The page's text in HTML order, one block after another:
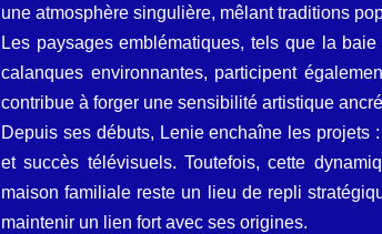
une atmosphère singulière, mêlant traditions
Les paysages emblématiques, tels que la
calanques environnantes, participent
contribue à forger une sensibilité artistique
Depuis ses débuts, Lenie enchaîne les projets
et succès télévisuels. Toutefois, cette
maison familiale reste un lieu de repli
maintenir un lien fort avec ses origines.